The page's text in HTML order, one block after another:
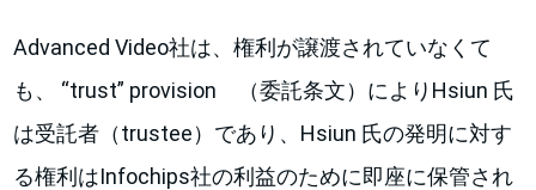
Advanced Video社は、権利が譲渡されていなくて
も、 “trust” provision （委託条文）によりHsiun 氏
は受託者（trustee）であり、Hsiun 氏の発明に対す
る権利はInfochips社の利益のために即座に保管され